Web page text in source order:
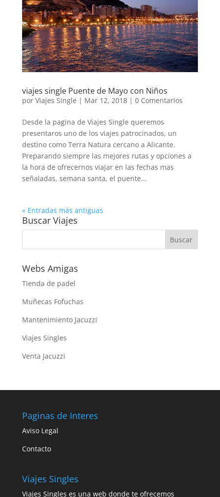
viajes single Puente de Mayo con Niños
por Viajes Single | Mar 12, 2018| 0 Comentarios
Desde la pagina de Viajes Single queremos
presentaros uno de los viajes patrocinados, un
destino como Terra Natura cercano a Alicante.
Preparando siempre las mejores rutas y opciones a
la hora de ofrecernos viajar en las fechas mas
señaladas, semana santa, el puente...
« Entradas más antiguas
Buscar Viajes
Webs Amigas
Tienda de padel
Muñecas Fofuchas
Mantenimiento Jacuzzi
Viajes Singles
Venta Jacuzzi
Paginas de Interes
Aviso Legal
Contacto
Viajes Singles
Viajes Singles es una web donde te ofrecemos